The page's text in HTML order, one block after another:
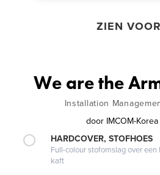
ZIEN
We are the
Installation
door IMCOM-
HARDCOVER, STOFHOES
Full-colour stofomslag over een
kaft